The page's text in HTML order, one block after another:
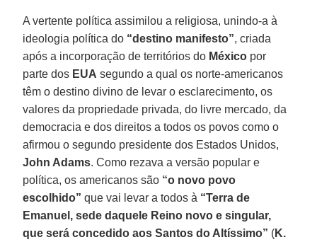
A vertente política assimilou a religiosa, unindo-a à
ideologia política do “destino manifesto”, criada
após a incorporação de territórios do México por
parte dos EUA segundo a qual os norte-americanos
têm o destino divino de levar o esclarecimento, os
valores da propriedade privada, do livre mercado, da
democracia e dos direitos a todos os povos como o
afirmou o segundo presidente dos Estados Unidos,
John Adams. Como rezava a versão popular e
política, os americanos são “o novo povo
escolhido” que vai levar a todos à “Terra de
Emanuel, sede daquele Reino novo e singular,
que será concedido aos Santos do Altíssimo” (K.